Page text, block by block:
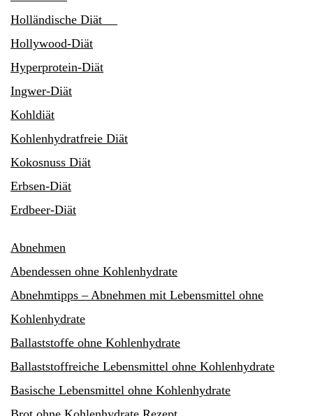
Holländische Diät
Hollywood-Diät
Hyperprotein-Diät
Ingwer-Diät
Kohldiät
Kohlenhydratfreie Diät
Kokosnuss Diät
Erbsen-Diät
Erdbeer-Diät
Abnehmen
Abendessen ohne Kohlenhydrate
Abnehmtipps – Abnehmen mit Lebensmittel ohne
Kohlenhydrate
Ballaststoffe ohne Kohlenhydrate
Ballaststoffreiche Lebensmittel ohne Kohlenhydrate
Basische Lebensmittel ohne Kohlenhydrate